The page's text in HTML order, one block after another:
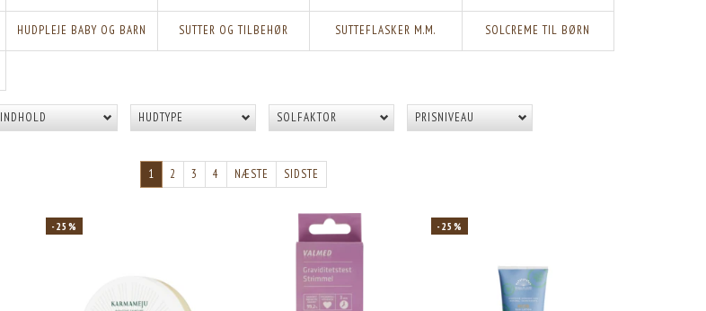
HUDPLEJE BABY OG BARN SUTTER OG TILBEHØR SUTTEFLASKER M.M. SOLCREME TIL BØRN
INDHOLD HUDTYPE SOLFAKTOR PRISNIVEAU
1 2 3 4 NÆSTE SIDSTE
-25% -25%